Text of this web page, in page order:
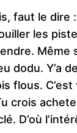
faut le dire
les
Même
dodu. Y’a
flous. C’est
crois
D’où